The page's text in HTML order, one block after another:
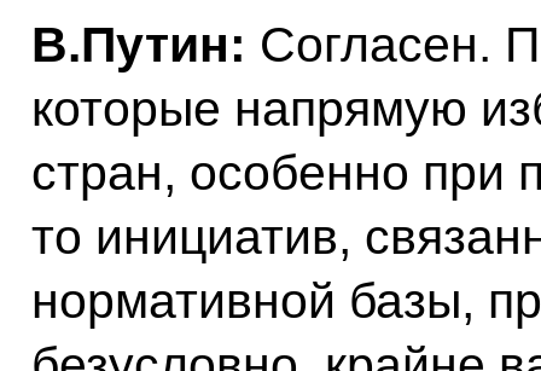
В.Путин: Согласен.
которые напрямую
стран, особенно при
то инициатив,
нормативной базы,